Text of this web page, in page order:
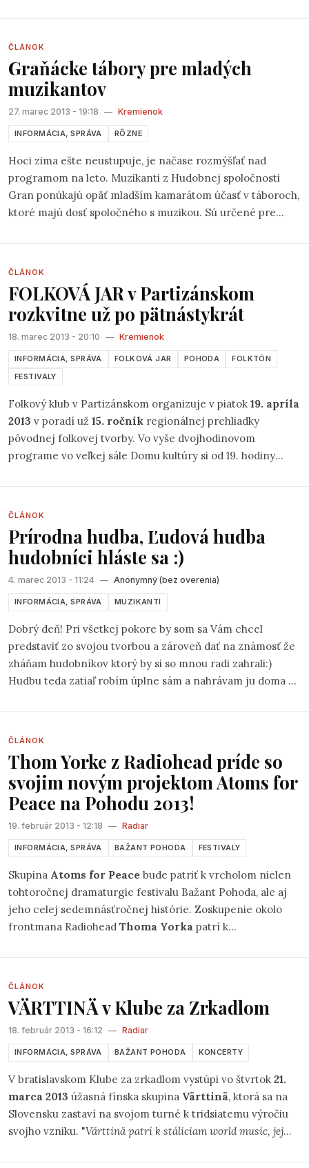
sa s úspešným textárom a v súčasnosti aj producentom
žiarskeho Céčka stretli a položili mu zopár otázok.
ČLÁNOK
Graňácke tábory pre mladých
muzikantov
27. marec 2013 - 19:18 — Kremienok
INFORMÁCIA, SPRÁVA RÔZNE
Hoci zima ešte neustupuje, je načase rozmýšľať nad
programom na leto. Muzikanti z Hudobnej spoločnosti
Gran ponúkajú opäť mladším kamarátom účasť v táboroch,
ktoré majú dosť spoločného s muzikou. Sú určené pre
zapadnúť do dobrej partie áno.
ČLÁNOK
FOLKOVÁ JAR v Partizánskom
rozkvitne už po pätnástykrát
18. marec 2013 - 20:10 — Kremienok
INFORMÁCIA, SPRÁVA FOLKOVÁ JAR POHODA
FOLKTÓN
FESTIVALY
Folkový klub v Partizánskom organizuje v piatok 19. apríla
2013 v poradí už 15. ročník regionálnej prehliadky
pôvodnej folkovej tvorby. Vo vyše dvojhodinovom
programe vo veľkej sále Domu kultúry si od 19. hodiny
– pesničkára
Sklených Teplíc. Vstupné je ako vždy dobrovoľné...
ČLÁNOK
Prírodna hudba, Ľudová hudba
hudobníci hláste sa :)
4. marec 2013 - 11:24 — Anonymný (bez overenia)
INFORMÁCIA, SPRÁVA MUZIKANTI
Dobrý deň! Pri všetkej pokore by som sa Vám chcel
predstaviť zo svojou tvorbou a zároveň dať na známosť že
zháňam hudobníkov ktorý by si so mnou radi zahrali:)
Hudbu teda zatiaľ robím úplne sám a nahrávam ju doma v
prípadny záujemcovia :)) Mám rád ľudovú hudbu slovenskú
ČLÁNOK
Thom Yorke z Radiohead príde so
svojim novým projektom Atoms for
Peace na Pohodu 2013!
19. február 2013 - 12:18 — Radiar
INFORMÁCIA, SPRÁVA BAŽANT POHODA FESTIVALY
Skupina Atoms for Peace bude patriť k vrcholom nielen
tohtoročnej dramaturgie festivalu Bažant Pohoda, ale aj
jeho celej sedemnásťročnej histórie. Zoskupenie okolo
frontmana Radiohead Thoma Yorka patrí k
najočakávanejším nahrávkam tohto roka. „
šťastím robiť promotéra,
Atoms for Peace riaditeľ festivalu Michal Kaščák.
ČLÁNOK
VÄRTTINÄ v Klube za Zrkadlom
18. február 2013 - 16:12 — Radiar
INFORMÁCIA, SPRÁVA BAŽANT POHODA KONCERTY
V bratislavskom Klube za zrkadlom vystúpi vo štvrtok 21.
marca 2013 úžasná fínska skupina Värttinä, ktorá sa na
Slovensku zastaví na svojom turné k tridsiatemu výročiu
svojho vzniku. "Värttinä patrí k stáliciam world music, jej